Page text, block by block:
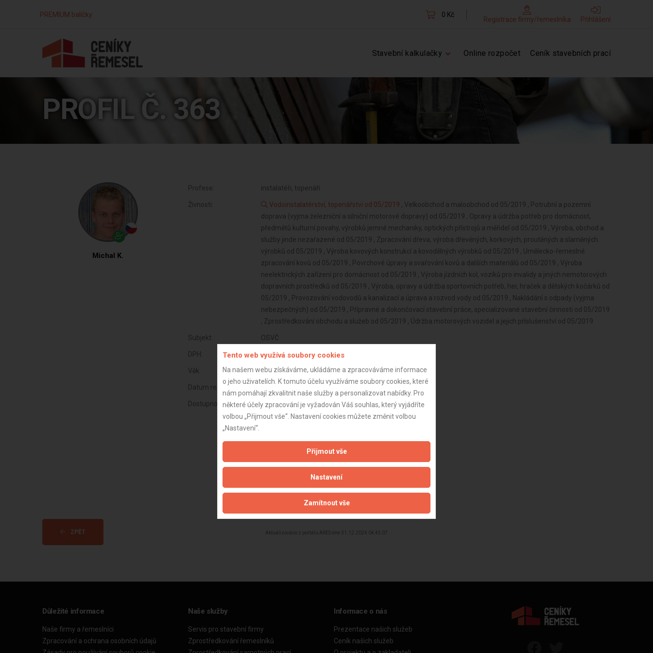
PREMIUM balíčky 0 Kč
Registrace firmy/řemeslníka Přihlášení
Stavební kalkulačky Online rozpočet Ceník stavebních prací
PROFIL Č. 363
Michal K.
Profese: instalatéři, topenáři
Živnosti: Vodoinstalatérství, topenářství od 05/2019 , Velkoobchod a maloobchod od 05/2019 , Potrubní a pozemní
doprava (vyjma železniční a silniční motorové dopravy) od 05/2019 , Opravy a údržba potřeb pro domácnost,
předmětů kulturní povahy, výrobků jemné mechaniky, optických přístrojů a měřidel od 05/2019 , Výroba, obchod a
služby jinde nezařazené od 05/2019 , Zpracování dřeva, výroba dřevěných, korkových, proutěných a slaměných
výrobků od 05/2019 , Výroba kovových konstrukcí a kovodělných výrobků od 05/2019 , Umělecko-řemeslné
zpracování kovů od 05/2019 , Povrchové úpravy a svařování kovů a dalších materiálů od 05/2019 , Výroba
neelektrických zařízení pro domácnost od 05/2019 , Výroba jízdních kol, vozíků pro invalidy a jiných nemotorových
dopravních prostředků od 05/2019 , Výroba, opravy a údržba sportovních potřeb, her, hraček a dětských kočárků od
05/2019 , Provozování vodovodů a kanalizací a úprava a rozvod vody od 05/2019 , Nakládání s odpady (vyjma
nebezpečných) od 05/2019 , Přípravné a dokončovací stavební práce, specializované stavební činnosti od 05/2019
, Zprostředkování obchodu a služeb od 05/2019 , Údržba motorových vozidel a jejich příslušenství od 05/2019
Subjekt: OSVČ
DPH: Neplátce
Věk: 33 let
Datum registrace:
Dostupnost:
ZPĚT Aktualizováno z portálu ARES dne 31.12.2024 04:45:07
Důležité informace
Naše firmy a řemeslníci
Zpracování a ochrana osobních údajů
Naše služby
Servis pro stavební firmy
Zprostředkování řemeslníků
Informace o nás
Prezentace našich služeb
Ceník našich služeb
Tento web využívá soubory cookies
Na našem webu získáváme, ukládáme a zpracováváme informace
o jeho uživatelích. K tomuto účelu využíváme soubory cookies, které
nám pomáhají zkvalitnit naše služby a personalizovat nabídky. Pro
některé účely zpracování je vyžadován Váš souhlas, který vyjádříte
volbou „Přijmout vše“. Nastavení cookies můžete změnit volbou
„Nastavení“.
Přijmout vše
Nastavení
Zamítnout vše